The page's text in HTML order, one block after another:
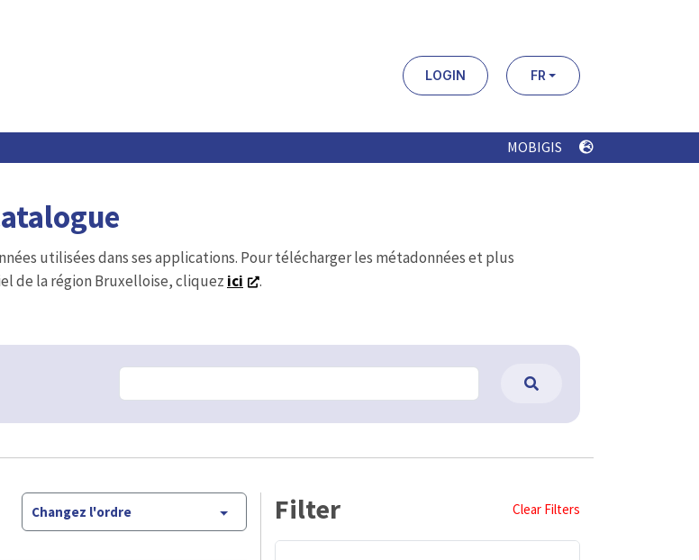
LOGIN FR
MOBIGIS
utilisées dans ses applications. Pour télécharger les métadonnées et plus
de la région Bruxelloise, cliquez ici .
Changez l'ordre Filter Clear Filters